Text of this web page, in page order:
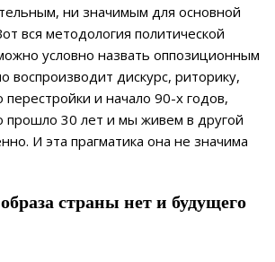
ни значимым для основной
вся методология политической
условно назвать оппозиционным
воспроизводит дискурс, риторику,
и начало 90-х годов,
прошло 30 лет и мы живем в другой
И эта прагматика она не значима
страны нет и будущего